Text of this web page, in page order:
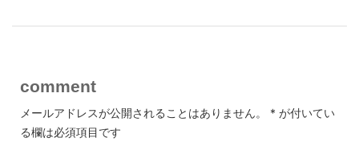
comment
メールアドレスが公開されることはありません。 * が付いてい
る欄は必須項目です